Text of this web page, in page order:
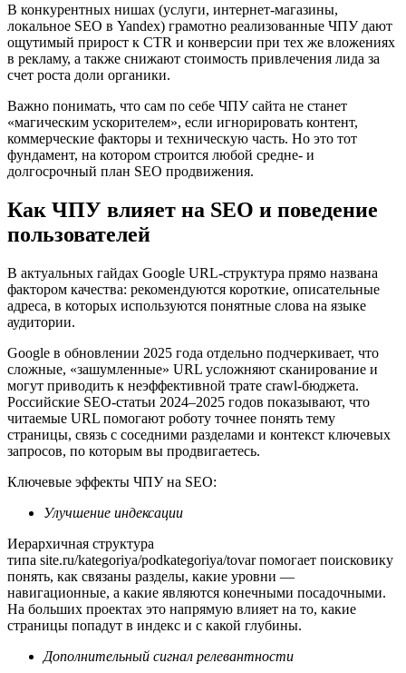
В конкурентных нишах (услуги, интернет‑магазины,
локальное SEO в Yandex) грамотно реализованные ЧПУ дают
ощутимый прирост к CTR и конверсии при тех же вложениях
в рекламу, а также снижают стоимость привлечения лида за
счет роста доли органики.
Важно понимать, что сам по себе ЧПУ сайта не станет
«магическим ускорителем», если игнорировать контент,
коммерческие факторы и техническую часть. Но это тот
фундамент, на котором строится любой средне‑ и
долгосрочный план SEO продвижения.
Как ЧПУ влияет на SEO и поведение
пользователей
В актуальных гайдах Google URL‑структура прямо названа
фактором качества: рекомендуются короткие, описательные
адреса, в которых используются понятные слова на языке
аудитории.
Google в обновлении 2025 года отдельно подчеркивает, что
сложные, «зашумленные» URL усложняют сканирование и
могут приводить к неэффективной трате crawl‑бюджета.
Российские SEO‑статьи 2024–2025 годов показывают, что
читаемые URL помогают роботу точнее понять тему
страницы, связь с соседними разделами и контекст ключевых
запросов, по которым вы продвигаетесь.
Ключевые эффекты ЧПУ на SEO:
Улучшение индексации
Иерархичная структура
типа site.ru/kategoriya/podkategoriya/tovar помогает поисковику
понять, как связаны разделы, какие уровни —
навигационные, а какие являются конечными посадочными.
На больших проектах это напрямую влияет на то, какие
страницы попадут в индекс и с какой глубины.
Дополнительный сигнал релевантности